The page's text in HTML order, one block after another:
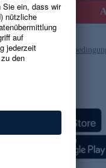
und die